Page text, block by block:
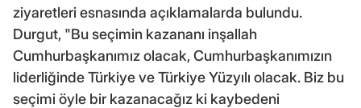
ziyaretleri esnasında açıklamalarda bulundu.
Durgut, "Bu seçimin kazananı inşallah
Cumhurbaşkanımız olacak, Cumhurbaşkanımızın
liderliğinde Türkiye ve Türkiye Yüzyılı olacak. Biz bu
seçimi öyle bir kazanacağız ki kaybedeni